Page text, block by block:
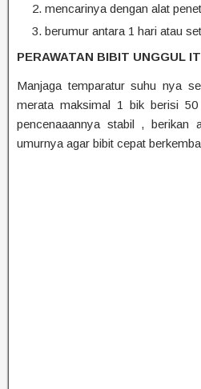
mencarinya dengan alat
berumur antara 1 hari atau
PERAWATAN BIBIT UNGGUL
Manjaga temparatur suhu nya
merata maksimal 1 bik berisi
pencenaaannya stabil ,
umurnya agar bibit cepat